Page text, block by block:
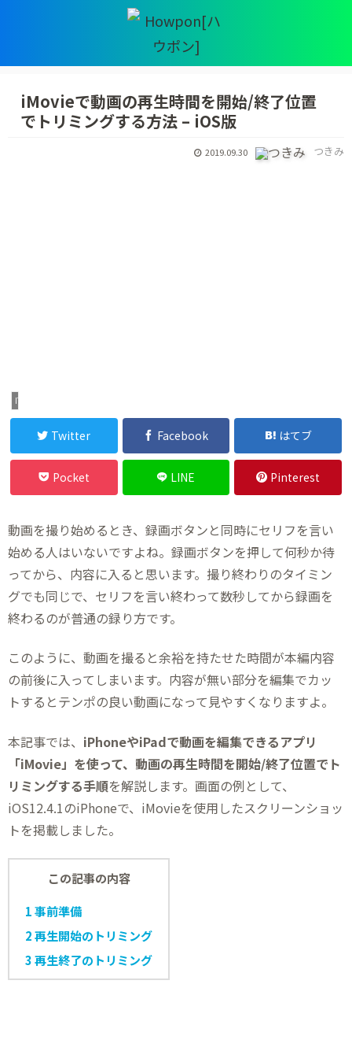
iMovieで動画の再生時間を開始/終了位置
でトリミングする方法 – iOS版
つきみ
2019.09.30
IT・デジタル
Twitter Facebook はてブ
Pocket LINE Pinterest
動画を撮り始めるとき、録画ボタンと同時にセリフを言い
始める人はいないですよね。録画ボタンを押して何秒か待
ってから、内容に入ると思います。撮り終わりのタイミン
グでも同じで、セリフを言い終わって数秒してから録画を
終わるのが普通の録り方です。
このように、動画を撮ると余裕を持たせた時間が本編内容
の前後に入ってしまいます。内容が無い部分を編集でカッ
トするとテンポの良い動画になって見やすくなりますよ。
本記事では、 iPhoneやiPadで動画を編集できるアプリ
「iMovie」を使って、動画の再生時間を開始/終了位置でト
リミングする手順を解説します。画面の例として、
iOS12.4.1のiPhoneで、iMovieを使用したスクリーンショッ
トを掲載しました。
この記事の内容
1事前準備
2再生開始のトリミング
3再生終了のトリミング